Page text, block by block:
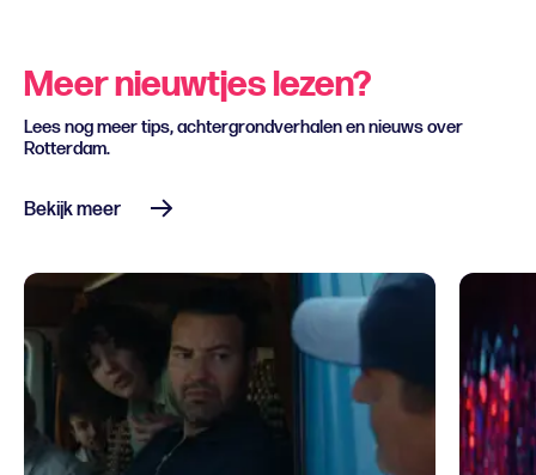
Meer nieuwtjes lezen?
Lees nog meer tips, achtergrondverhalen en nieuws over
Rotterdam.
Bekijk meer